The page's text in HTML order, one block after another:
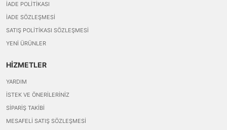
İADE POLITIKASI
İADE SÖZLEŞMESI
SATIŞ POLITIKASI SÖZLEŞMESI
YENI ÜRÜNLER
HİZMETLER
YARDIM
İSTEK VE ÖNERILERINIZ
SIPARIŞ TAKIBI
MESAFELI SATIŞ SÖZLEŞMESI